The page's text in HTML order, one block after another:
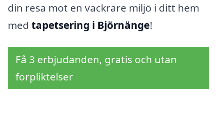
din resa mot en vackrare miljö i ditt hem
med tapetsering i Björnänge!
Få 3 erbjudanden, gratis och utan
förpliktelser